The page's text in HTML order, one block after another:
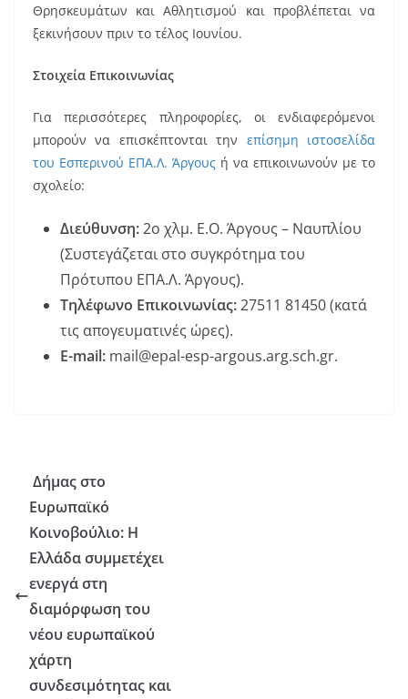
Θρησκευμάτων και Αθλητισμού και προβλέπεται να
ξεκινήσουν πριν το τέλος Ιουνίου.
Στοιχεία Επικοινωνίας
Για περισσότερες πληροφορίες, οι ενδιαφερόμενοι
μπορούν να επισκέπτονται την ⁠επίσημη ιστοσελίδα
του Εσπερινού ΕΠΑ.Λ. Άργους ή να επικοινωνούν με το
σχολείο:
Διεύθυνση:2ο χλμ. Ε.Ο. Άργους – Ναυπλίου
(Συστεγάζεται στο συγκρότημα του
Πρότυπου ΕΠΑ.Λ. Άργους).
Τηλέφωνο Επικοινωνίας:27511 81450 (κατά
τις απογευματινές ώρες).
E-mail: mail@epal-esp-argous.arg.sch.gr.
Δήμας στο
Ευρωπαϊκό
Κοινοβούλιο: Η
Ελλάδα συμμετέχει
ενεργά στη
διαμόρφωση του
νέου ευρωπαϊκού
χάρτη
συνδεσιμότητας και